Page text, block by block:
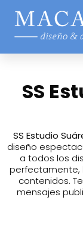
SS
SS Estudio
diseño
a todos los
perfectamente,
contenidos.
mensajes